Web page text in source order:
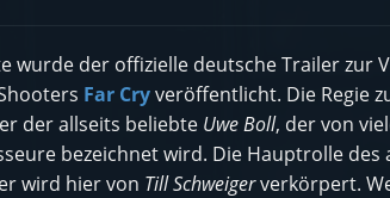
wurde der offizielle deutsche Trailer zur
Far Cryveröffentlicht. Die Regie
der allseits beliebte Uwe Boll, der von
bezeichnet wird. Die Hauptrolle des
wird hier von Till Schweigerverkörpert.